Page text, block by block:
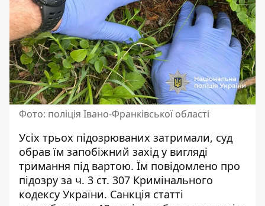
Фото: поліція Івано-Франківської області
Усіх трьох підозрюваних затримали, суд
обрав їм запобіжний захід у вигляді
тримання під вартою. Їм повідомлено про
підозру за ч. 3 ст. 307 Кримінального
кодексу України. Санкція статті